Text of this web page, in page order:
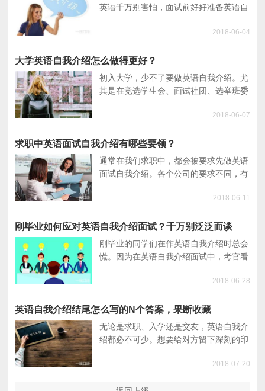
英语千万别害怕，面试前好好准备英语自
试就成功一半了。本文就分享一些英语自
我介绍的常用词汇及注意点。
2018-06-04
大学英语自我介绍怎么做得更好？
初入大学，少不了要做英语自我介绍。尤
其是在竞选学生会、面试社团、选举班委
的个人魅力加分。那么大学英语自我介绍
怎么能做得更好呢？
2018-06-07
求职中英语面试自我介绍有哪些要领？
通常在我们求职中，都会被要求先做英语
面试自我介绍。各个公司的要求不同，有
做五分钟。那么英语面试要怎么做才更精
彩呢？
2018-06-11
刚毕业如何应对英语自我介绍面试？千万别泛泛而谈
刚毕业的同学们在作英语自我介绍时总会
慌。因为在英语自我介绍面试中，考官看
很关键。本文就讨论下如何让英语自我介
绍变得饱满。
2018-06-28
英语自我介绍结尾怎么写的N个答案，果断收藏
无论是求职、入学还是交友，英语自我介
绍都必不可少。想要给对方留下深刻的印
可这样的英语自我介绍结尾怎么写呢？看
完你就知道了。
2018-07-20